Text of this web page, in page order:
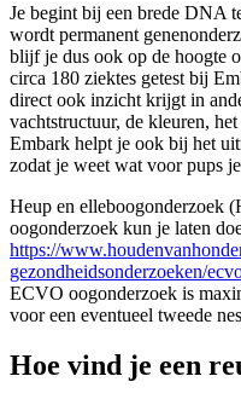
Je begint bij een brede DNA
wordt permanent
blijf je dus ook op de hoogte
circa 180 ziektes getest bij
direct ook inzicht krijgt in
vachtstructuur, de kleuren,
Embark helpt je ook bij het
zodat je weet wat voor pups
Heup en elleboogonderzoek
oogonderzoek kun je laten
https://
gezondheidsonderzoeken/
ECVO oogonderzoek is
voor een eventueel tweede
Hoe vind je een